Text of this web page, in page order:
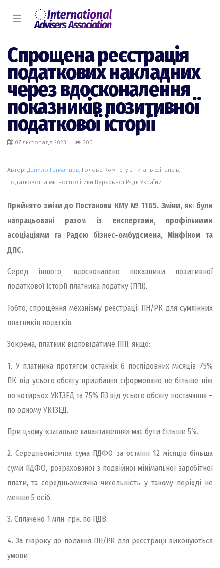
☰
Спрощена реєстрація
податкових накладних
через вдосконалення
показників позитивної
податкової історії
07 листопада 2023 805
Автор: Данило Гетманцев , Голова Комітету з питань фінансів,
податкової та митної політики Верховної Ради України
Прийнято зміни до Постанови КМУ № 1165. Зміни, які були
напрацьовані разом із експертами, профільними
асоціаціями та Радою бізнес-омбудсмена, Мінфіном та
ДПС.
Серед іншого, вдосконалено показники позитивної
податкової історії платника податку (ППІ).
Тобто, спрощення механізму реєстрації ПН/РК для сумлінних
платників податків.
Зокрема, платник відповідатиме ППІ, якщо:
1. У платника протягом останніх 6 послідовних місяців 75%
ПК від усього обсягу придбання сформовано не більше ніж
по чотирьох УКТЗЕД та 75% ПЗ від усього обсягу постачання –
по одному УКТЗЕД.
При цьому «загальне навантаження» має бути більше 5%.
2. Середньомісячна сума ПДФО за останні 12 місяців більша
суми ПДФО, розрахованої з подвійної мінімальної заробітної
плати, та середньомісячна чисельність у такому періоді не
менше 5 осіб.
3. Сплачено 1 млн. грн. по ПДВ.
4. За півроку до подання ПН/РК для реєстрації виконуються
умови: